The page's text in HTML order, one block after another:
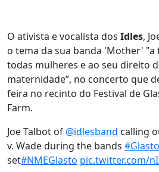
O ativista e vocalista dos Idles,
o tema da sua banda 'Mother' "a
todas mulheres e ao seu direito
maternidade”, no concerto que
feira no recinto do Festival de
Farm.
Joe Talbot of @idlesband calling
v. Wade during the bands
set#NMEGlasto pic.twitter.com/